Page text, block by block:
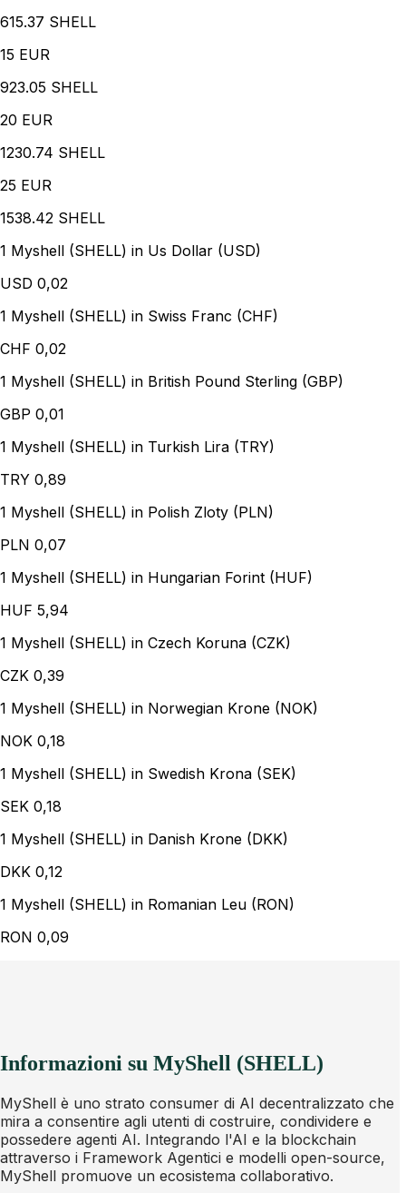
615.37 SHELL
15 EUR
923.05 SHELL
20 EUR
1230.74 SHELL
25 EUR
1538.42 SHELL
1 Myshell (SHELL) in Us Dollar (USD)
USD 0,02
1 Myshell (SHELL) in Swiss Franc (CHF)
CHF 0,02
1 Myshell (SHELL) in British Pound Sterling (GBP)
GBP 0,01
1 Myshell (SHELL) in Turkish Lira (TRY)
TRY 0,89
1 Myshell (SHELL) in Polish Zloty (PLN)
PLN 0,07
1 Myshell (SHELL) in Hungarian Forint (HUF)
HUF 5,94
1 Myshell (SHELL) in Czech Koruna (CZK)
CZK 0,39
1 Myshell (SHELL) in Norwegian Krone (NOK)
NOK 0,18
1 Myshell (SHELL) in Swedish Krona (SEK)
SEK 0,18
1 Myshell (SHELL) in Danish Krone (DKK)
DKK 0,12
1 Myshell (SHELL) in Romanian Leu (RON)
RON 0,09
Informazioni su MyShell (SHELL)
MyShell è uno strato consumer di AI decentralizzato che
mira a consentire agli utenti di costruire, condividere e
possedere agenti AI. Integrando l'AI e la blockchain
attraverso i Framework Agentici e modelli open-source,
MyShell promuove un ecosistema collaborativo.